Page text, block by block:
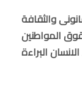
والثقافة
المواطنين
البراءة